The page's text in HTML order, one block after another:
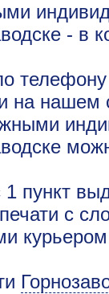
- в
на нашем
пункт
с
курьером